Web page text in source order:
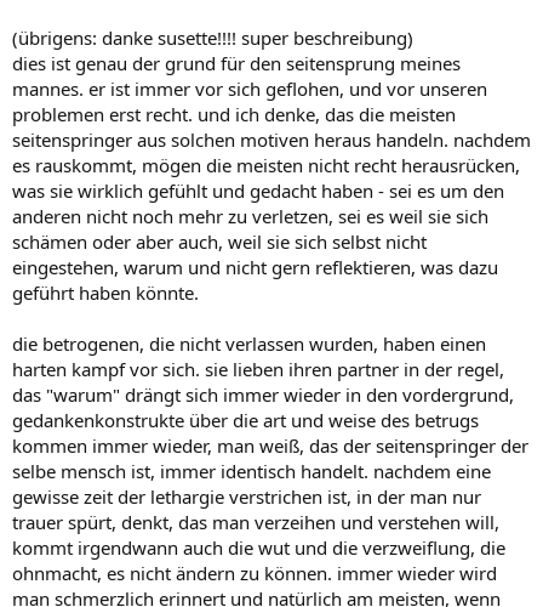
(übrigens: danke susette!!!! super beschreibung)
dies ist genau der grund für den seitensprung meines
mannes. er ist immer vor sich geflohen, und vor unseren
problemen erst recht. und ich denke, das die meisten
seitenspringer aus solchen motiven heraus handeln. nachdem
es rauskommt, mögen die meisten nicht recht herausrücken,
was sie wirklich gefühlt und gedacht haben - sei es um den
anderen nicht noch mehr zu verletzen, sei es weil sie sich
schämen oder aber auch, weil sie sich selbst nicht
eingestehen, warum und nicht gern reflektieren, was dazu
geführt haben könnte.
die betrogenen, die nicht verlassen wurden, haben einen
harten kampf vor sich. sie lieben ihren partner in der regel,
das "warum" drängt sich immer wieder in den vordergrund,
gedankenkonstrukte über die art und weise des betrugs
kommen immer wieder, man weiß, das der seitenspringer der
selbe mensch ist, immer identisch handelt. nachdem eine
gewisse zeit der lethargie verstrichen ist, in der man nur
trauer spürt, denkt, das man verzeihen und verstehen will,
kommt irgendwann auch die wut und die verzweiflung, die
ohnmacht, es nicht ändern zu können. immer wieder wird
man schmerzlich erinnert und natürlich am meisten, wenn